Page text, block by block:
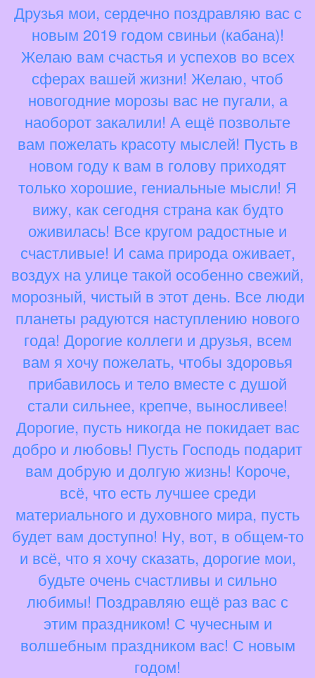
Друзья мои, сердечно поздравляю вас с
новым 2019 годом свиньи (кабана)!
Желаю вам счастья и успехов во всех
сферах вашей жизни! Желаю, чтоб
новогодние морозы вас не пугали, а
наоборот закалили! А ещё позвольте
вам пожелать красоту мыслей! Пусть в
новом году к вам в голову приходят
только хорошие, гениальные мысли! Я
вижу, как сегодня страна как будто
оживилась! Все кругом радостные и
счастливые! И сама природа оживает,
воздух на улице такой особенно свежий,
морозный, чистый в этот день. Все люди
планеты радуются наступлению нового
года! Дорогие коллеги и друзья, всем
вам я хочу пожелать, чтобы здоровья
прибавилось и тело вместе с душой
стали сильнее, крепче, выносливее!
Дорогие, пусть никогда не покидает вас
добро и любовь! Пусть Господь подарит
вам добрую и долгую жизнь! Короче,
всё, что есть лучшее среди
материального и духовного мира, пусть
будет вам доступно! Ну, вот, в общем-то
и всё, что я хочу сказать, дорогие мои,
будьте очень счастливы и сильно
любимы! Поздравляю ещё раз вас с
этим праздником! С чучесным и
волшебным праздником вас! С новым
годом!